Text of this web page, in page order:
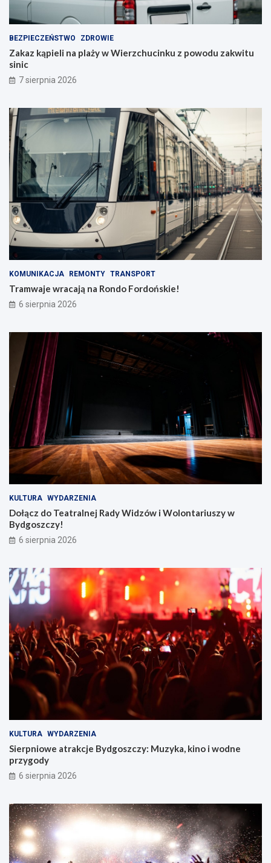
BEZPIECZEŃSTWO ZDROWIE
Zakaz kąpieli na plaży w Wierzchucinku z powodu zakwitu
sinic
7 sierpnia 2026
KOMUNIKACJA REMONTY TRANSPORT
Tramwaje wracają na Rondo Fordońskie!
6 sierpnia 2026
KULTURA WYDARZENIA
Dołącz do Teatralnej Rady Widzów i Wolontariuszy w
Bydgoszczy!
6 sierpnia 2026
KULTURA WYDARZENIA
Sierpniowe atrakcje Bydgoszczy: Muzyka, kino i wodne
przygody
6 sierpnia 2026